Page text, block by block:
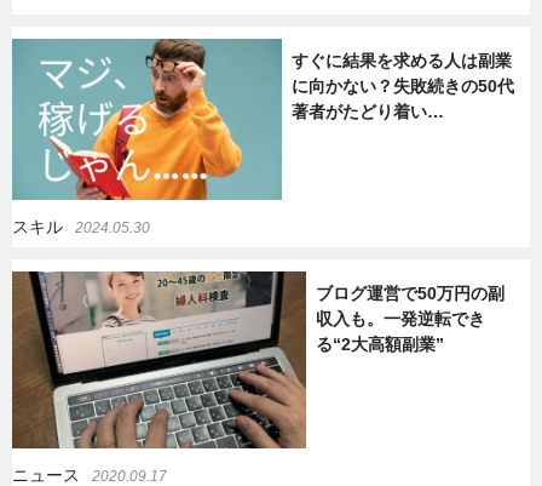
すぐに結果を求める人は副業
に向かない？失敗続きの50代
著者がたどり着い…
スキル 2024.05.30
ブログ運営で50万円の副
収入も。一発逆転でき
る“2大高額副業”
ニュース 2020.09.17